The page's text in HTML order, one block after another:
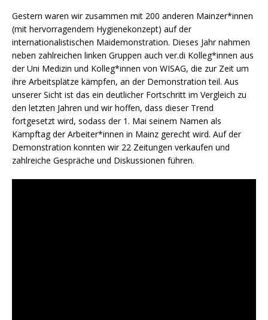
Gestern waren wir zusammen mit 200 anderen Mainzer*innen
(mit hervorragendem Hygienekonzept) auf der
internationalistischen Maidemonstration. Dieses Jahr nahmen
neben zahlreichen linken Gruppen auch ver.di Kolleg*innen aus
der Uni Medizin und Kolleg*innen von WISAG, die zur Zeit um
ihre Arbeitsplätze kämpfen, an der Demonstration teil. Aus
unserer Sicht ist das ein deutlicher Fortschritt im Vergleich zu
den letzten Jahren und wir hoffen, dass dieser Trend
fortgesetzt wird, sodass der 1. Mai seinem Namen als
Kampftag der Arbeiter*innen in Mainz gerecht wird. Auf der
Demonstration konnten wir 22 Zeitungen verkaufen und
zahlreiche Gespräche und Diskussionen führen.